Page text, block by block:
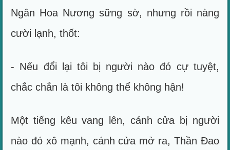
Ngân Hoa Nương sững sờ, nhưng rồi nàng
cười lạnh, thốt:
- Nếu đổi lại tôi bị người nào đó cự tuyệt,
chắc chắn là tôi không thể không hận!
Một tiếng kêu vang lên, cánh cửa bị người
nào đó xô mạnh, cánh cửa mở ra, Thần Đao